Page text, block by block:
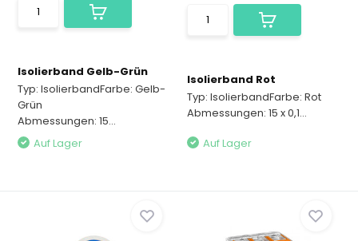
Isolierband Gelb-Grün
Typ: IsolierbandFarbe: Gelb-
Grün
Abmessungen: 15...
Auf Lager
Isolierband Rot
Typ: IsolierbandFarbe: Rot
Abmessungen: 15 x 0,1...
Auf Lager